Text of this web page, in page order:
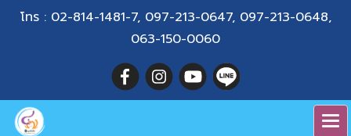
โทร : 02-814-1481-7, 097-213-0647, 097-213-0648,
063-150-0060